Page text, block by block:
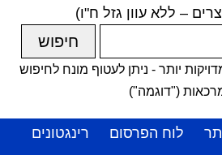
– ללא עוון גזל ח"ו)
יותר - ניתן לעטוף מונח לחיפוש
("דוגמה")
לוח הפרסום
רינגטונים